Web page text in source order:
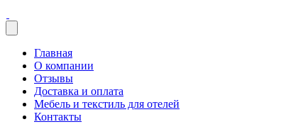
Главная
О компании
Отзывы
Доставка и оплата
Мебель и текстиль для отелей
Контакты